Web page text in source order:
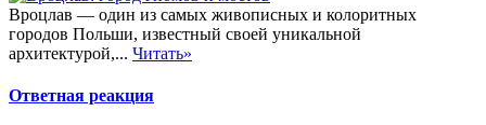
Вроцлав — один из самых живописных и колоритных
городов Польши, известный своей уникальной
архитектурой,... Читать»
Ответная реакция